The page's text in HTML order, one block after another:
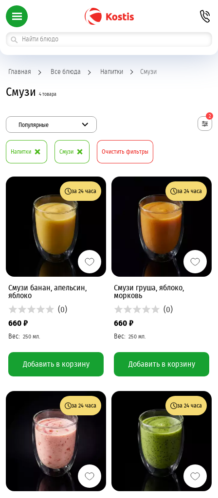
Главная Все блюда Напитки Смузи
Смузи 4 товара
2
Напитки Смузи Очистить фильтры
Популярные
Смузи банан, апельсин,
яблоко
(0)
660 ₽
Добавить в корзину
за 24 часа
Смузи груша, яблоко,
морковь
(0)
660 ₽
Добавить в корзину
за 24 часа
за 24 часа за 24 часа